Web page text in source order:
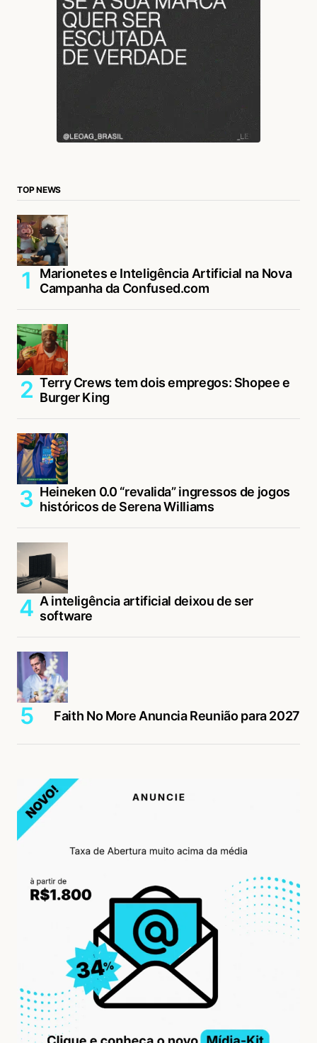
TOP NEWS
Marionetes e Inteligência Artificial na Nova
Campanha da Confused.com
Terry Crews tem dois empregos: Shopee e
Burger King
Heineken 0.0 “revalida” ingressos de jogos
históricos de Serena Williams
A inteligência artificial deixou de ser
software
Faith No More Anuncia Reunião para 2027